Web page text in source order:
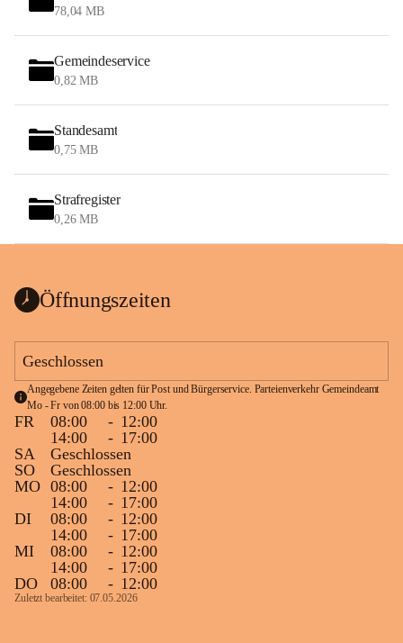
78,04 MB
Gemeindeservice
0,82 MB
Standesamt
0,75 MB
Strafregister
0,26 MB
Öffnungszeiten
Geschlossen
Angegebene Zeiten gelten für Post und Bürgerservice. Parteienverkehr Gemeindeamt
Mo - Fr von 08:00 bis 12:00 Uhr.
FR 08:00 - 12:00
14:00
- 17:00
SA
Geschlossen
SO
Geschlossen
MO 08:00 - 12:00
14:00
- 17:00
DI
08:00 - 12:00
14:00
- 17:00
MI
08:00 - 12:00
14:00
- 17:00
DO
08:00 - 12:00
Zuletzt bearbeitet: 07.05.2026